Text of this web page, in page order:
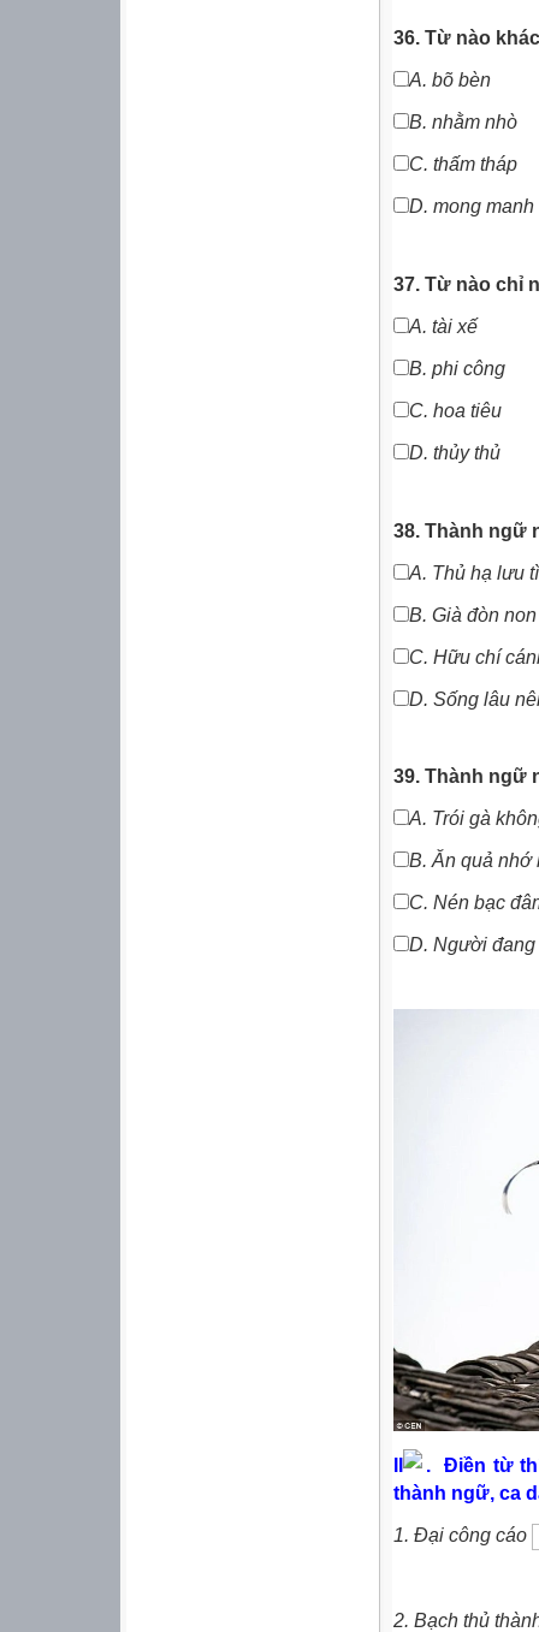
36. Từ nào
A. bõ bèn
B. nhằm nhò
C. thấm tháp
D. mong manh
37. Từ nào chỉ n
A. tài xế
B. phi công
C. hoa tiêu
D. thủy thủ
38. Thành ngữ
A. Thủ hạ lưu
B. Già đòn
C. Hữu chí
D. Sống lâu
39. Thành ngữ
A. Trói gà
B.Ăn quả nhớ
C. Nén bạc
D. Người đang
. Điền từ
thành ngữ, ca
1. Đại công cáo
2. Bạch thủ